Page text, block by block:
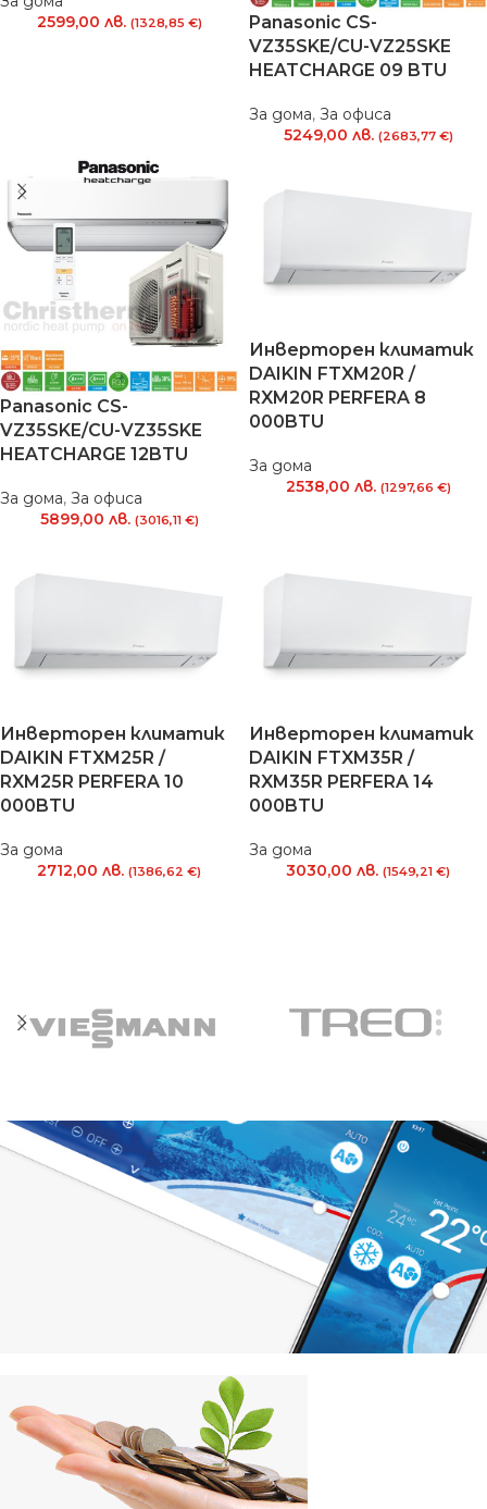
2599,00 лв. (1328,85 €)
Panasonic CS-
VZ35SKE/CU-VZ25SKE
HEATCHARGE 09 BTU
За дома, За офиса
5249,00 лв. (2683,77 €)
Panasonic CS-
VZ35SKE/CU-VZ35SKE
HEATCHARGE 12BTU
За дома, За офиса
5899,00 лв. (3016,11 €)
Инверторен климатик
DAIKIN FTXM20R /
RXM20R PERFERA 8
000BTU
За дома
2538,00 лв. (1297,66 €)
Инверторен климатик
DAIKIN FTXM25R /
RXM25R PERFERA 10
000BTU
За дома
2712,00 лв. (1386,62 €)
Инверторен климатик
DAIKIN FTXM35R /
RXM35R PERFERA 14
000BTU
За дома
3030,00 лв. (1549,21 €)
С ВРЕМЕТО
Връзка с нас